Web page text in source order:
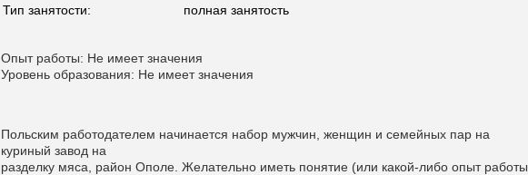
Тип занятости:
полная занятость
Опыт работы: Не имеет значения
Уровень образования: Не имеет значения
Польским работодателем начинается набор мужчин, женщин и семейных пар на
куриный завод на
разделку мяса, район Ополе. Желательно иметь понятие (или какой-либо опыт работы